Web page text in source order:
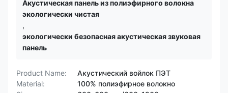
Акустическая панель из полиэфирного волокна
экологически чистая
,
экологически безопасная акустическая звуковая
панель
Product Name:
Акустический войлок ПЭТ
Material:
100% полиэфирное волокно